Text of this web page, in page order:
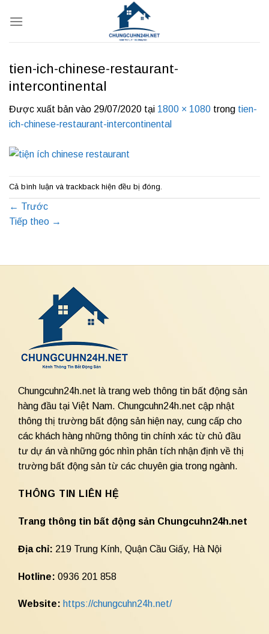
qua
tien-ich-chinese-restaurant-
intercontinental
Được xuất bản vào 29/07/2020 tại 1800 × 1080 trong tien-
ich-chinese-restaurant-intercontinental
Cả bình luận và trackback hiện đều bị đóng.
← Trước
Tiếp theo →
Chungcuhn24h.net là trang web thông tin bất động sản
hàng đầu tại Việt Nam. Chungcuhn24h.net cập nhật
thông thị trường bất động sản hiện nay, cung cấp cho
các khách hàng những thông tin chính xác từ chủ đầu
tư dự án và những góc nhìn phân tích nhận định về thị
trường bất động sản từ các chuyên gia trong ngành.
THÔNG TIN LIÊN HỆ
Trang thông tin bất động sản Chungcuhn24h.net
Địa chỉ: 219 Trung Kính, Quận Cầu Giấy, Hà Nội
Hotline: 0936 201 858
Website: https://chungcuhn24h.net/